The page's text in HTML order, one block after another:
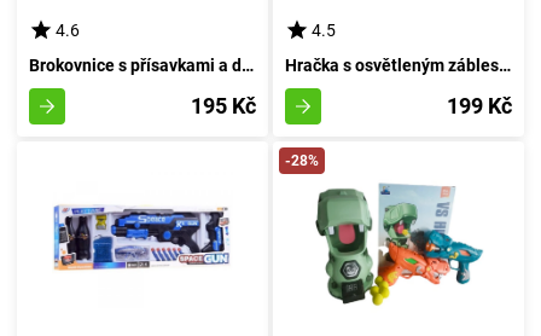
4.6
Brokovnice s přísavkami a držadly - inovativní dětská hračka
195 Kč
4.5
Hračka s osvětleným zábleskem 63 cm
199 Kč
-28%